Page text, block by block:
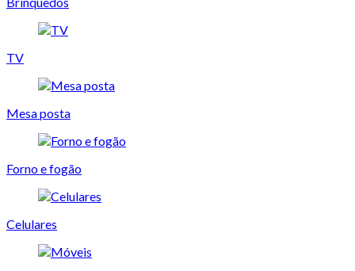
TV
Mesa posta
Forno e fogão
Celulares